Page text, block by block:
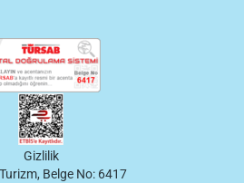
Gizlilik
Belge No: 6417